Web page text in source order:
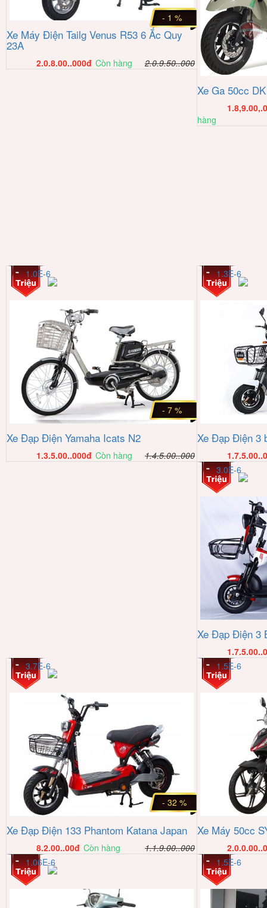
Xe Máy Điện Tailg Venus R53 6 Ắc Quy
23A
2.0.9.50..000
- 1 %
2.0.8.00..000đ Còn hàng
Xe Ga 50cc
hàng
1.0E-6
Xe Đạp Điện Yamaha Icats N2
1.4.5.00..000
- 7 %
1.3.5.00..000đ Còn hàng
1.3E-6
Xe Đạp Điện 3
3.0E-6
Xe Đạp Điện 3
3.7E-6
Xe Đạp Điện 133 Phantom Katana Japan
1.1.9.00..000
- 32 %
8.2.00..00đ Còn hàng
1.5E-6
Xe Máy 50cc
1.06E-6
1.5E-6